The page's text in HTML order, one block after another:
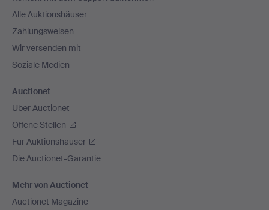
Alle Auktionshäuser
Zahlungsweisen
Wir versenden mit
Soziale Medien
Auctionet
Über Auctionet
Offene Stellen
Für Auktionshäuser
Die Auctionet-Garantie
Mehr von Auctionet
Auctionet Magazine